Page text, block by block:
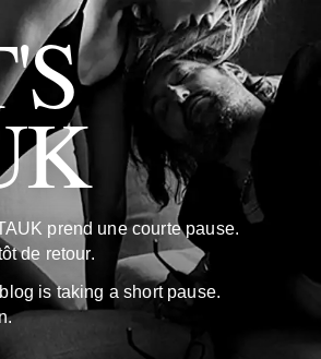
prend une courte pause.
de retour.
is taking a short pause.